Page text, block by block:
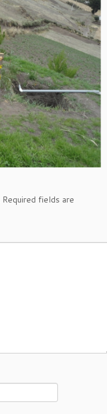
Required fields are